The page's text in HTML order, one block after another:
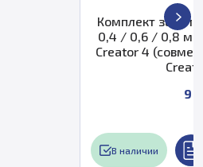
Комплект закаленных сопел:
0,4 / 0,6 / 0,8 мм×2 для
Creator 4 (cовместим с Creator